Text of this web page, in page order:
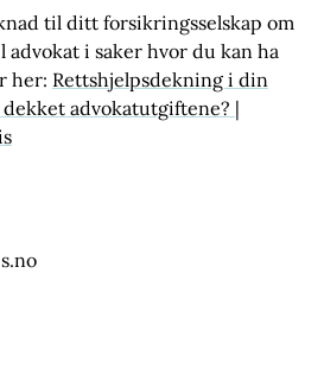
til ditt forsikringsselskap om
i saker hvor du kan ha
her: Rettshjelpsdekning i din
advokatutgiftene? |